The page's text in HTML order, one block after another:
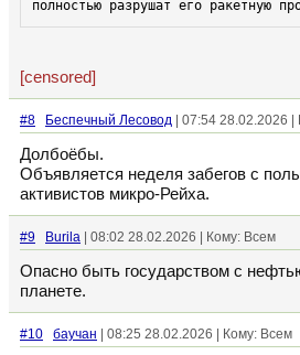
полностью разрушат его ракетную
[censored]
#8 Беспечный Лесовод | 07:54 28.02.2026
Долбоёбы.
Объявляется неделя забегов с
активистов микро-Рейха.
#9 Burila | 08:02 28.02.2026 | Кому: Всем
Опасно быть государством с
планете.
#10 баучан | 08:25 28.02.2026 | Кому: Всем